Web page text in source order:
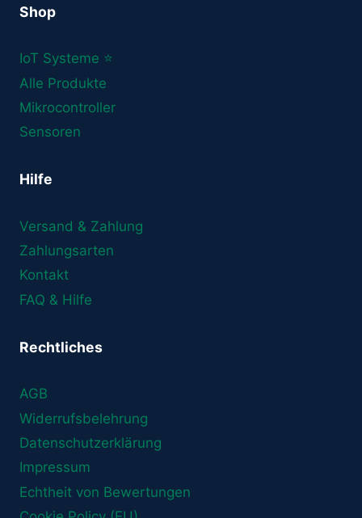
Shop
IoT Systeme ⭐
Alle Produkte
Mikrocontroller
Sensoren
Hilfe
Versand & Zahlung
Zahlungsarten
Kontakt
FAQ & Hilfe
Rechtliches
AGB
Widerrufsbelehrung
Datenschutzerklärung
Impressum
Echtheit von Bewertungen